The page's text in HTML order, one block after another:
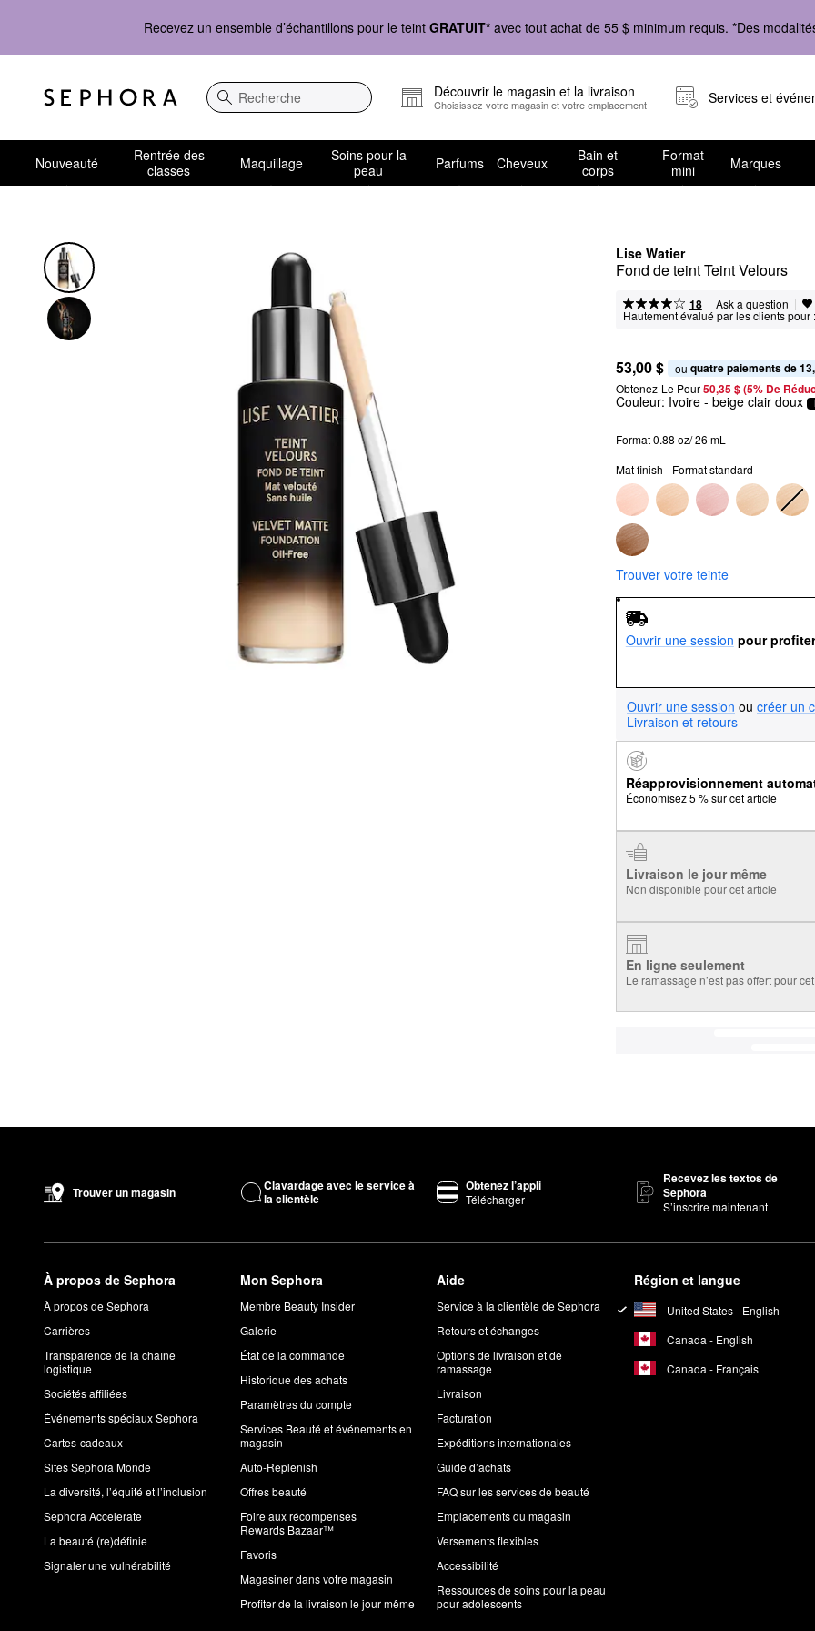
Recevez un ensemble d’échantillons pour le teint GRATUIT* avec tout achat de 55 $ minimum requis. *Des
Recherche
Découvrir le magasin et la livraison
Choisissez votre magasin et votre emplacement Services et
Nouveauté
Rentrée des
classes
Maquillage
Soins pour la
peau
Parfums Cheveux
Bain et
corps
Format
mini
Marques
Lise Watier
Fond de teint Teint Velours
18 | Ask a question |
Hautement évalué par les clients pour :
53,00 $ ou quatre paiements de
Obtenez-Le Pour50,35 $ (5% De
Couleur: Ivoire - beige clair doux
Format 0.88 oz/ 26 mL
Mat finish - Format standard
Trouver votre teinte
Ouvrir une session pour
Ouvrir une session ou créer un
Livraison et retours
Réapprovisionnement
Économisez 5 % sur cet article
Livraison le jour même
Non disponible pour cet article
En ligne seulement
Le ramassage n’est pas offert pour
Trouver un magasin
Clavardage avec le service à
la clientèle
Obtenez l’appli
Télécharger
Recevez les textos de
Sephora
S’inscrire maintenant
À propos de Sephora
À propos de Sephora
Carrières
Transparence de la chaîne
logistique
Sociétés affiliées
Événements spéciaux Sephora
Cartes-cadeaux
Sites Sephora Monde
La diversité, l’équité et l’inclusion
Sephora Accelerate
La beauté (re)définie
Signaler une vulnérabilité
Mon Sephora
Membre Beauty Insider
Galerie
État de la commande
Historique des achats
Paramètres du compte
Services Beauté et événements en
magasin
Auto-Replenish
Offres beauté
Foire aux récompenses
Rewards Bazaar™
Favoris
Magasiner dans votre magasin
Profiter de la livraison le jour même
Aide
Service à la clientèle de Sephora
Retours et échanges
Options de livraison et de
ramassage
Livraison
Facturation
Expéditions internationales
Guide d’achats
FAQ sur les services de beauté
Emplacements du magasin
Versements flexibles
Accessibilité
Ressources de soins pour la peau
pour adolescents
Région et langue
United States - English
Canada - English
Canada - Français